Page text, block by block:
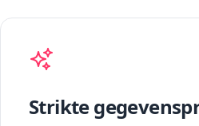
Strikte